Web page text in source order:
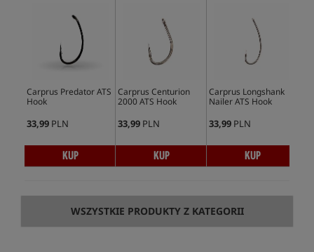
Carprus Predator ATS
Hook
33,99 PLN
KUP
Carprus Centurion
2000 ATS Hook
33,99 PLN
KUP
Carprus Longshank
Nailer ATS Hook
33,99 PLN
KUP
WSZYSTKIE PRODUKTY Z KATEGORII